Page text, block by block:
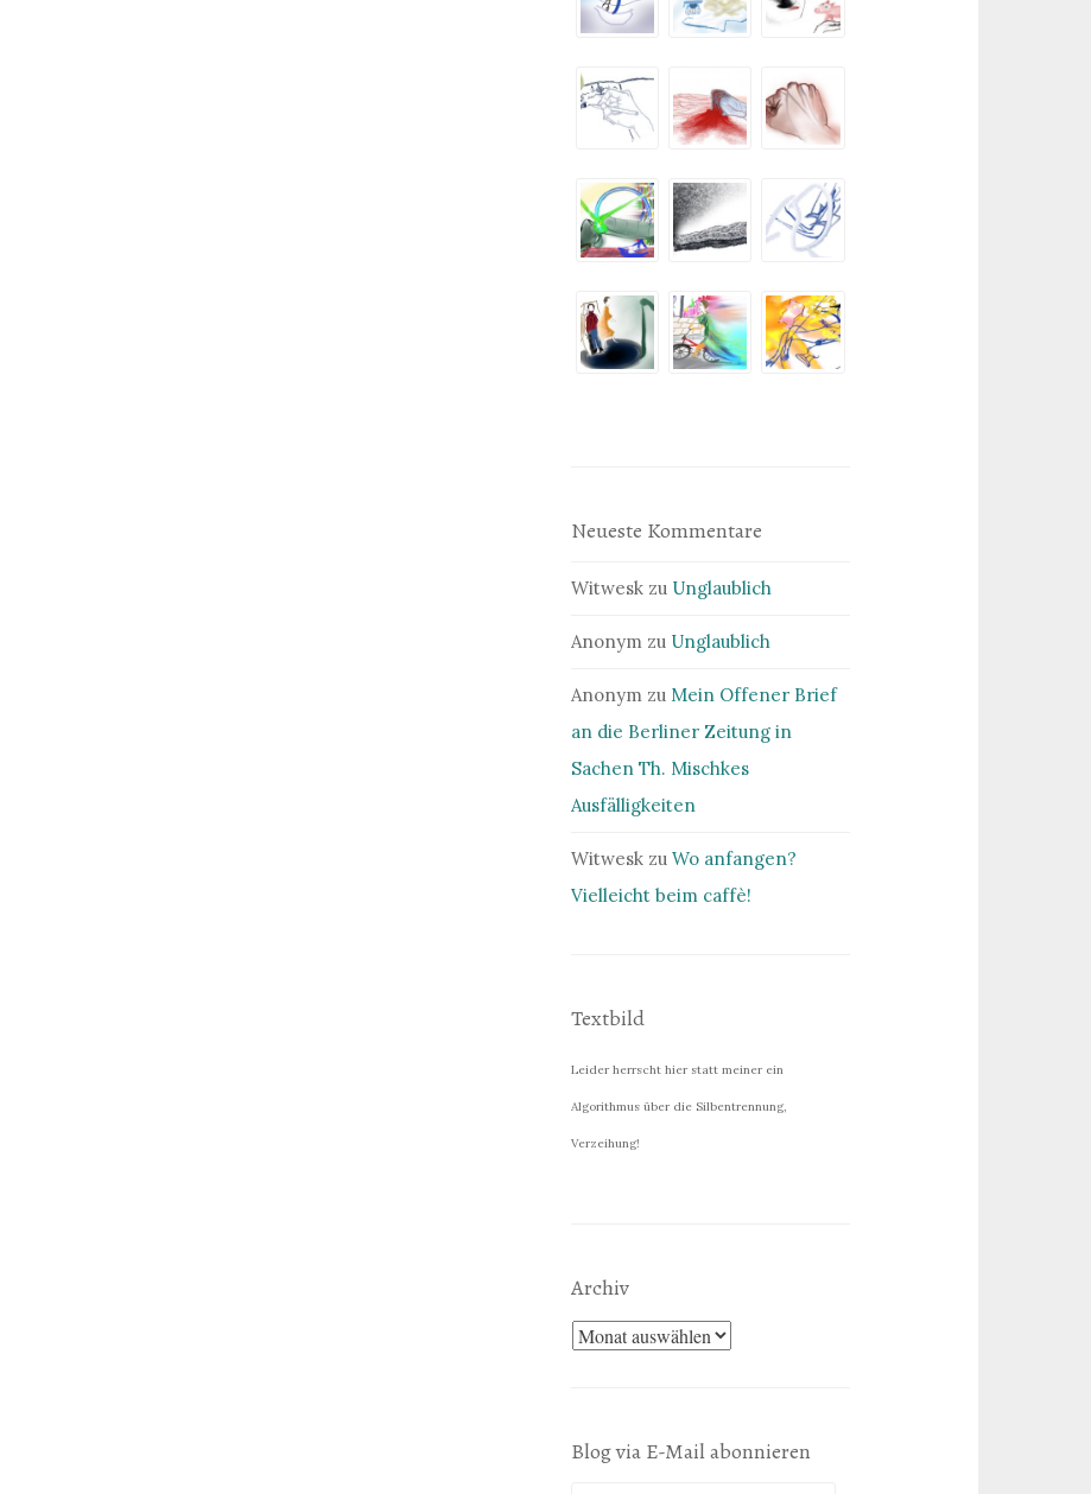
Neueste Kommentare
Witwesk zu Unglaublich
Anonym zu Unglaublich
Anonym zu Mein Offener Brief
an die Berliner Zeitung in
Sachen Th. Mischkes
Ausfälligkeiten
Witwesk zuWo anfangen?
Vielleicht beim caffè!
Textbild
Leider herrscht hier statt meiner ein
Algorithmus über die Silbentrennung,
Verzeihung!
Archiv
Archiv
Blog via E-Mail abonnieren